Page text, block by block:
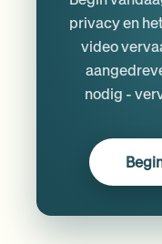
privacy en
video
nodig -